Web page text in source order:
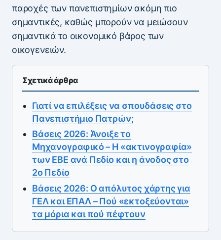
παροχές των πανεπιστημίων ακόμη πιο
σημαντικές, καθώς μπορούν να μειώσουν
σημαντικά το οικονομικό βάρος των
οικογενειών.
Σχετικά άρθρα
Γιατί να επιλέξεις να σπουδάσεις στο
Πανεπιστήμιο Πατρών;
Βάσεις 2026: Άνοιξε το
Μηχανογραφικό – Η «ακτινογραφία»
των ΕΒΕ ανά Πεδίο και η άνοδος στο
2ο Πεδίο
Βάσεις 2026: Ο απόλυτος χάρτης για
ΓΕΛ και ΕΠΑΛ – Πού «εκτοξεύονται»
τα μόρια και πού πέφτουν